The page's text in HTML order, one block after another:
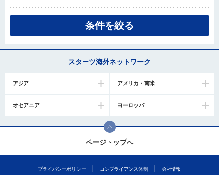
スターツ海外ネットワーク
アジア アメリカ・南米
オセアニア ヨーロッパ
ページトップへ
プライバシーポリシー コンプライアンス体制 会社情報